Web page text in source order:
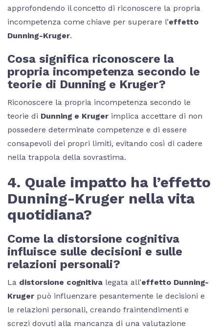
approfondendo il concetto di riconoscere la propria
incompetenza come chiave per superare l’effetto
Dunning-Kruger.
Cosa significa riconoscere la
propria incompetenza secondo le
teorie di Dunning e Kruger?
Riconoscere la propria incompetenza secondo le
teorie di Dunning e Kruger implica accettare di non
possedere determinate competenze e di essere
consapevoli dei propri limiti, evitando così di cadere
nella trappola della sovrastima.
4. Quale impatto ha l’effetto
Dunning-Kruger nella vita
quotidiana?
Come la distorsione cognitiva
influisce sulle decisioni e sulle
relazioni personali?
La distorsione cognitiva legata all’effetto Dunning-
Krugerpuò influenzare pesantemente le decisioni e
le relazioni personali, creando fraintendimenti e
screzi dovuti alla mancanza di una valutazione